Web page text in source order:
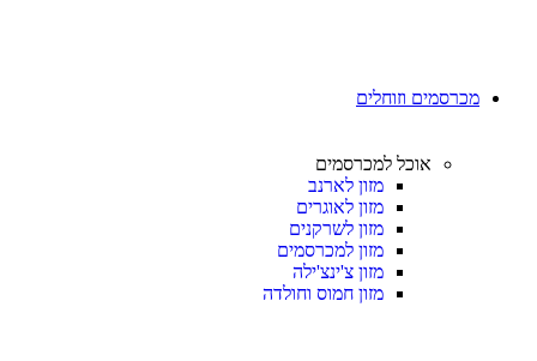
מכרסמים וזוחלים
אוכל למכרסמים
מזון לארנב
מזון לאוגרים
מזון לשרקנים
מזון למכרסמים
מזון צ'ינצ'ילה
מזון חמוס וחולדה